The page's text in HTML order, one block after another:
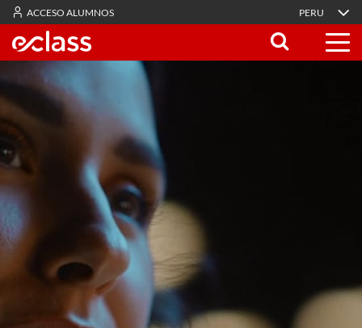
ACCESO ALUMNOS PERU